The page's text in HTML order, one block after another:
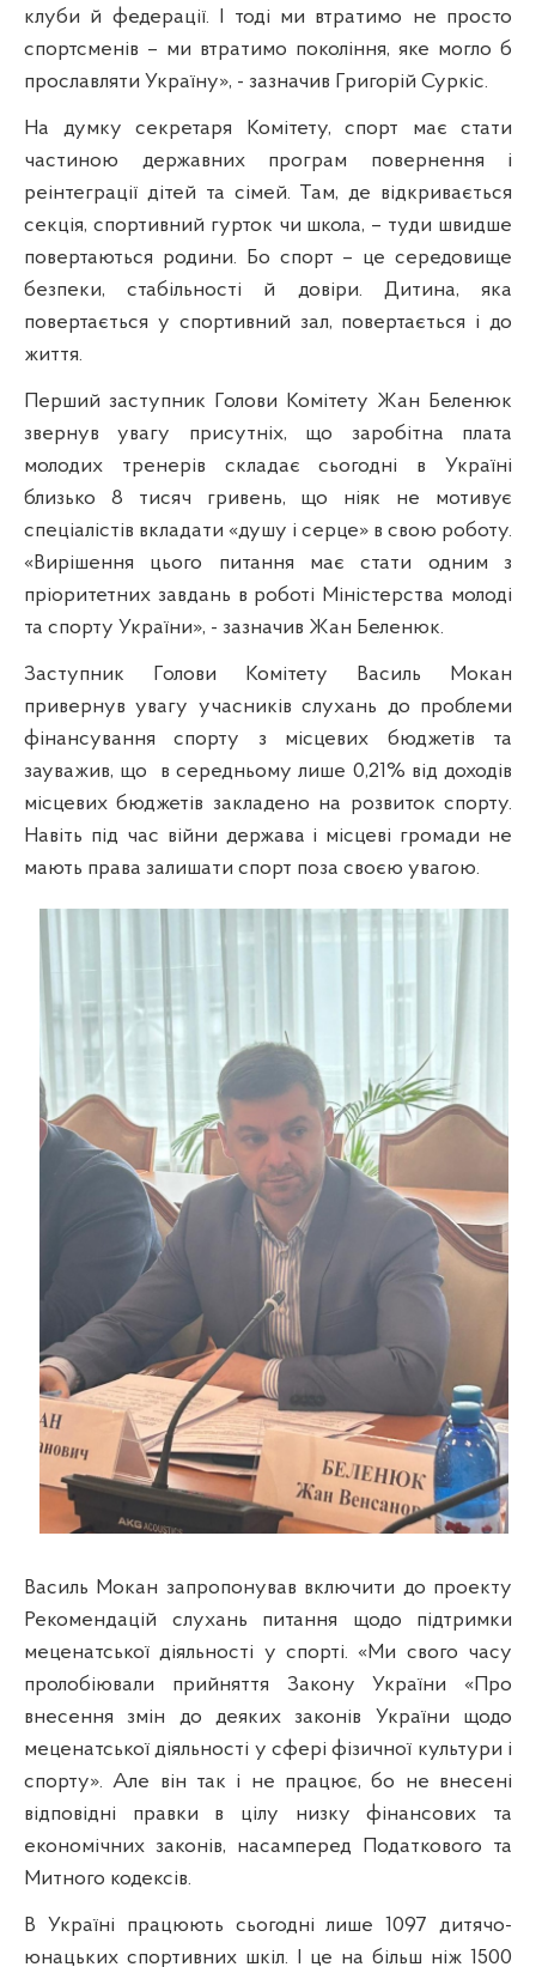
клуби й федерації. І тоді ми втратимо не просто
спортсменів – ми втратимо покоління, яке могло б
прославляти Україну», - зазначив Григорій Суркіс.
На думку секретаря Комітету, спорт має стати
частиною державних програм повернення і
реінтеграції дітей та сімей. Там, де відкривається
секція, спортивний гурток чи школа, – туди швидше
повертаються родини. Бо спорт – це середовище
безпеки, стабільності й довіри. Дитина, яка
повертається у спортивний зал, повертається і до
життя.
Перший заступник Голови Комітету Жан Беленюк
звернув увагу присутніх, що заробітна плата
молодих тренерів складає сьогодні в Україні
близько 8 тисяч гривень, що ніяк не мотивує
спеціалістів вкладати «душу і серце» в свою роботу.
«Вирішення цього питання має стати одним з
пріоритетних завдань в роботі Міністерства молоді
та спорту України», - зазначив Жан Беленюк.
Заступник Голови Комітету Василь Мокан
привернув увагу учасників слухань до проблеми
фінансування спорту з місцевих бюджетів та
зауважив, що
в середньому лише 0,21% від доходів
місцевих бюджетів закладено на розвиток спорту.
Навіть під час війни держава і місцеві громади не
мають права залишати спорт поза своєю увагою.
Василь Мокан запропонував включити до проекту
Рекомендацій слухань питання щодо підтримки
меценатської діяльності у спорті. «Ми свого часу
пролобіювали прийняття Закону України «Про
внесення змін до деяких законів України щодо
меценатської діяльності у сфері фізичної культури і
спорту». Але він так і не працює, бо не внесені
відповідні правки в цілу низку фінансових та
економічних законів, насамперед Податкового та
Митного кодексів.
В Україні працюють сьогодні лише 1097 дитячо-
юнацьких спортивних шкіл. І це на більш ніж 1500